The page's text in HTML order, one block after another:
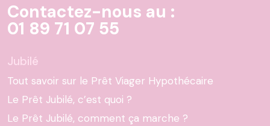
Contactez-nous au :
01 89 71 07 55
Jubilé
Tout savoir sur le Prêt Viager Hypothécaire
Le Prêt Jubilé, c’est quoi ?
Le Prêt Jubilé, comment ça marche ?